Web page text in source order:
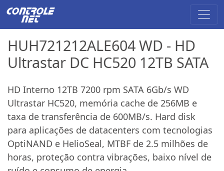
HUH721212ALE604 WD - HD
Ultrastar DC HC520 12TB SATA
HD Interno 12TB 7200 rpm SATA 6Gb/s WD
Ultrastar HC520, memória cache de 256MB e
taxa de transferência de 600MB/s. Hard disk
para aplicações de datacenters com tecnologias
OptiNAND e HelioSeal, MTBF de 2.5 milhões de
horas, proteção contra vibrações, baixo nível de